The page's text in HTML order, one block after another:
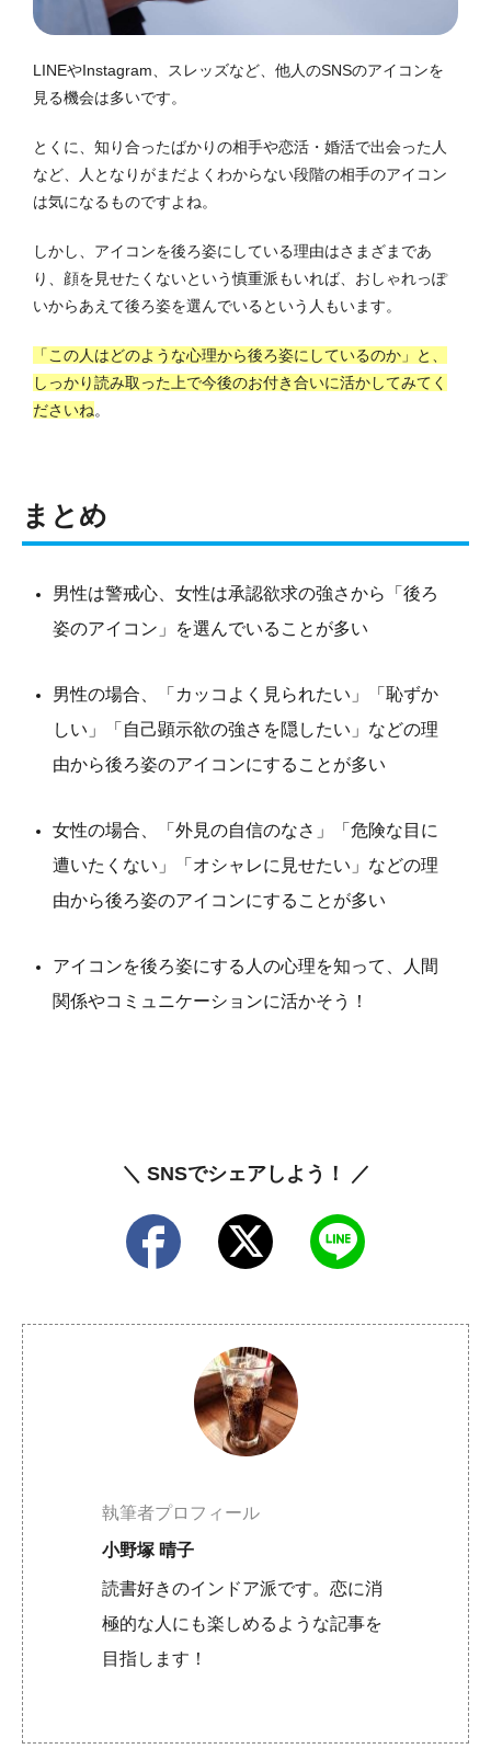
LINEやInstagram、スレッズなど、他人のSNSのアイコンを
見る機会は多いです。
とくに、知り合ったばかりの相手や恋活・婚活で出会った人
など、人となりがまだよくわからない段階の相手のアイコン
は気になるものですよね。
しかし、アイコンを後ろ姿にしている理由はさまざまであ
り、顔を見せたくないという慎重派もいれば、おしゃれっぽ
いからあえて後ろ姿を選んでいるという人もいます。
「この人はどのような心理から後ろ姿にしているのか」と、
しっかり読み取った上で今後のお付き合いに活かしてみてく
ださいね。
まとめ
男性は警戒心、女性は承認欲求の強さから「後ろ
姿のアイコン」を選んでいることが多い
男性の場合、「カッコよく見られたい」「恥ずか
しい」「自己顕示欲の強さを隠したい」などの理
由から後ろ姿のアイコンにすることが多い
女性の場合、「外見の自信のなさ」「危険な目に
遭いたくない」「オシャレに見せたい」などの理
由から後ろ姿のアイコンにすることが多い
アイコンを後ろ姿にする人の心理を知って、人間
関係やコミュニケーションに活かそう！
＼ SNSでシェアしよう！ ／
執筆者プロフィール
小野塚 晴子
読書好きのインドア派です。恋に消
極的な人にも楽しめるような記事を
目指します！